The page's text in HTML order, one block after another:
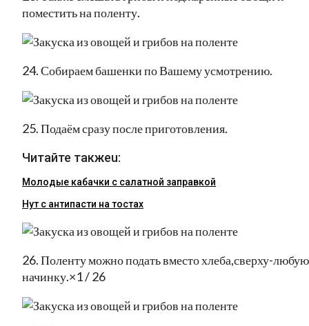
поместить на поленту.
24. Собираем башенки по Вашему усмотрению.
25. Подаём сразу после приготовления.
Читайте такжеu:
Молодые кабачки с салатной заправкой
Нут с антипасти на тостах
26. Поленту можно подать вместо хлеба,сверху-любую
начинку.×1 / 26